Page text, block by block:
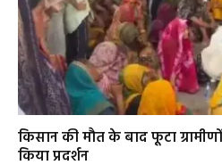
किसान की मौत के बाद फूटा
किया प्रदर्शन